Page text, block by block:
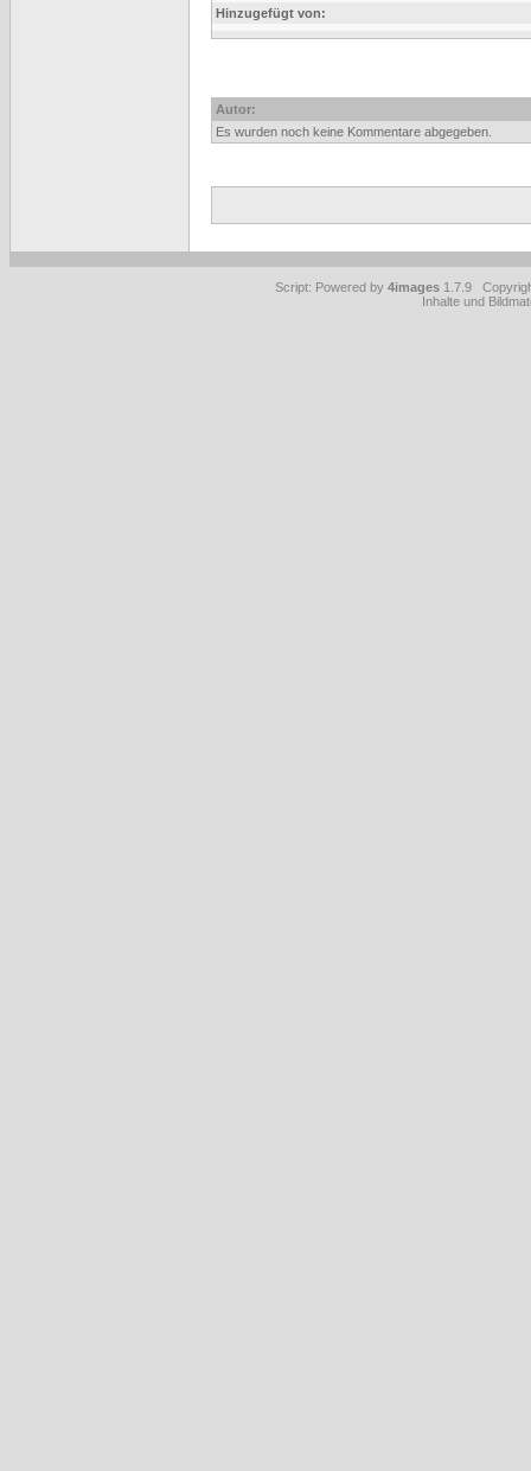
Hinzugefügt von:
Autor:
Es wurden noch keine Kommentare abgegeben.
Script: Powered by 4images 1.7.9
Inhalte und